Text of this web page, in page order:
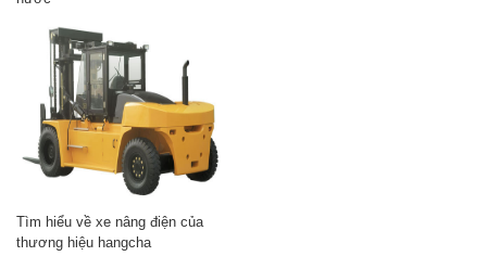
Tìm hiểu về xe nâng điện của
thương hiệu hangcha